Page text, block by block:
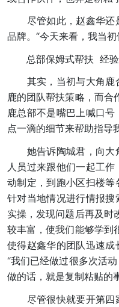
尽管如此，赵鑫华还
品牌。“今天来看，我当
总部保姆式帮扶 经验
其实，当初与大角鹿
鹿的团队帮扶策略，而合
鹿总部不是嘴巴上喊口
点一滴的细节来帮助指导
她告诉陶城君，向大
人员过来跟他们一起工
动制定，到跑小区扫楼
针对当地情况进行情报
实操，发现问题后再及时
较丰富，使我们能够学到
使得赵鑫华的团队迅速成
“我们已经做过很多次活
做的话，就是复制粘贴的
尽管很快就要开第四